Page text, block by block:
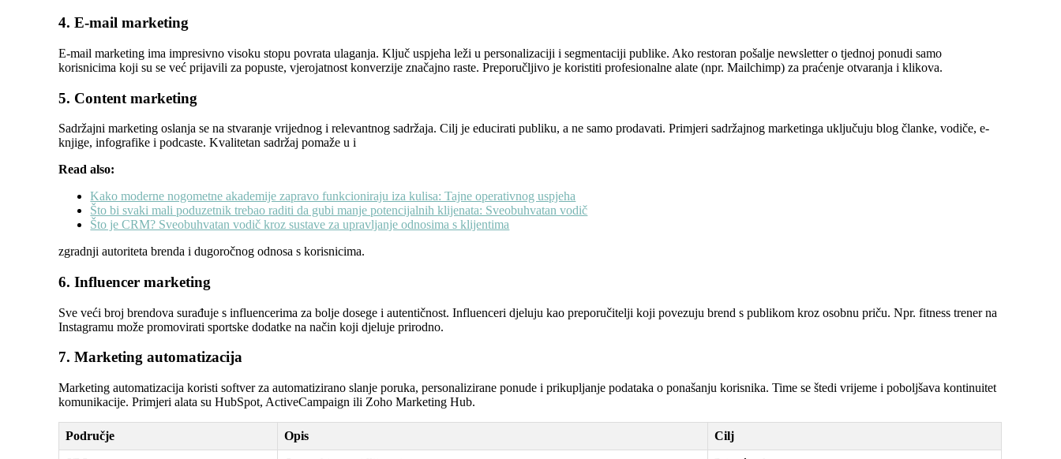
4. E-mail marketing
E-mail marketing ima impresivno visoku stopu povrata ulaganja. Ključ uspjeha leži u personalizaciji i segmentaciji publike. Ako restoran pošalje newsletter o tjednoj ponudi samo
korisnicima koji su se već prijavili za popuste, vjerojatnost konverzije značajno raste. Preporučljivo je koristiti profesionalne alate (npr. Mailchimp) za praćenje otvaranja i klikova.
5. Content marketing
Sadržajni marketing oslanja se na stvaranje vrijednog i relevantnog sadržaja. Cilj je educirati publiku, a ne samo prodavati. Primjeri sadržajnog marketinga uključuju blog članke, vodiče, e-
knjige, infografike i podcaste. Kvalitetan sadržaj pomaže u i
Read also:
Kako moderne nogometne akademije zapravo funkcioniraju iza kulisa: Tajne operativnog uspjeha
Što bi svaki mali poduzetnik trebao raditi da gubi manje potencijalnih klijenata: Sveobuhvatan vodič
Što je CRM? Sveobuhvatan vodič kroz sustave za upravljanje odnosima s klijentima
zgradnji autoriteta brenda i dugoročnog odnosa s korisnicima.
6. Influencer marketing
Sve veći broj brendova surađuje s influencerima za bolje dosege i autentičnost. Influenceri djeluju kao preporučitelji koji povezuju brend s publikom kroz osobnu priču. Npr. fitness trener na
Instagramu može promovirati sportske dodatke na način koji djeluje prirodno.
7. Marketing automatizacija
Marketing automatizacija koristi softver za automatizirano slanje poruka, personalizirane ponude i prikupljanje podataka o ponašanju korisnika. Time se štedi vrijeme i poboljšava kontinuitet
komunikacije. Primjeri alata su HubSpot, ActiveCampaign ili Zoho Marketing Hub.
Područje Opis Cilj